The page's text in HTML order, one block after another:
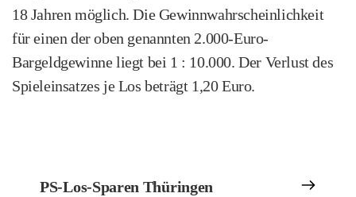
18 Jahren möglich. Die Gewinnwahrscheinlichkeit
für einen der oben genannten 2.000-Euro-
Bargeldgewinne liegt bei 1 : 10.000. Der Verlust des
Spieleinsatzes je Los beträgt 1,20 Euro.
PS-Los-Sparen Thüringen